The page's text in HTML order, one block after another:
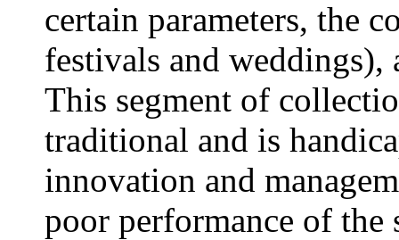
certain parameters, the
festivals and
This segment of
traditional and is
innovation and
poor performance of the